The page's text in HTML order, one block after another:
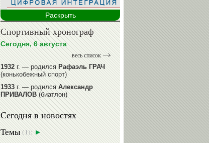
Раскрыть
Спортивный хронограф
Сегодня, 6 августа
весь список
1932г. — родилсяРафаэль ГРАЧ
(конькобежный спорт)
1933г. — родилсяАлександр
ПРИВАЛОВ(биатлон)
1939г. — родилсяАнатолий
ИОНОВ(хоккей)
1939г. — родилсяАнатолий
ЦАРИК(борьба вольная)
Сегодня в новостях
Темы(1):